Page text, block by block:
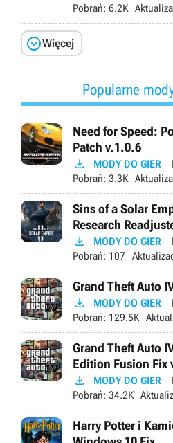
Pobrań: 6.2K
Więcej
Popularne
Need for Speed:
Patch v.1.0.6
 MODY DO GIER
Pobrań: 3.3K
Sins of a Solar
Research
 MODY DO GIER
Pobrań: 107
Grand Theft Auto
 MODY DO GIER
Pobrań: 129.5K
Grand Theft Auto
Edition Fusion Fix
 MODY DO GIER
Pobrań: 34.2K
Harry Potter i